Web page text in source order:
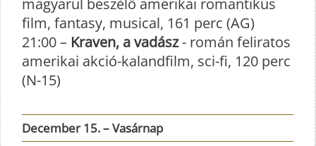
film, fantasy, musical, 161 perc (AG)
21:00 – Kraven, a vadász- román feliratos
amerikai akció-kalandfilm, sci-fi, 120 perc
(N-15)
December 15. – Vasárnap